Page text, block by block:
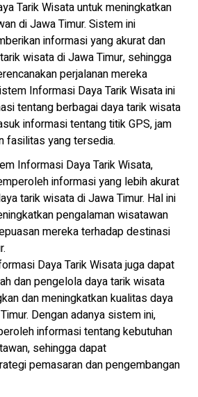
Tarik Wisata untuk meningkatkan
di Jawa Timur. Sistem ini
informasi yang akurat dan
wisata di Jawa Timur, sehingga
perjalanan mereka
Informasi Daya Tarik Wisata ini
tentang berbagai daya tarik wisata
informasi tentang titik GPS, jam
fasilitas yang tersedia.
Informasi Daya Tarik Wisata,
informasi yang lebih akurat
tarik wisata di Jawa Timur. Hal ini
pengalaman wisatawan
mereka terhadap destinasi
Daya Tarik Wisata juga dapat
dan pengelola daya tarik wisata
dan meningkatkan kualitas daya
Dengan adanya sistem ini,
informasi tentang kebutuhan
sehingga dapat
pemasaran dan pengembangan